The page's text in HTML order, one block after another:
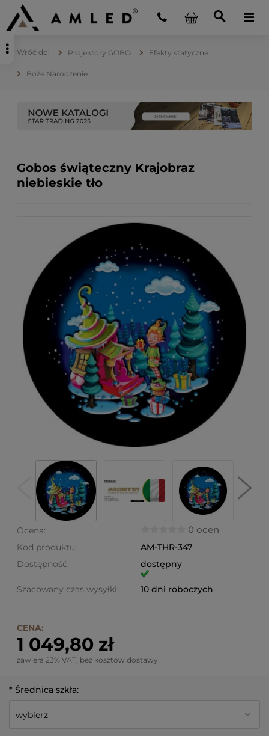
Projektory GOBO Efekty statyczne
Boże Narodzenie
Gobos świąteczny Krajobraz
niebieskie tło
Ocena: 0 ocen
Kod produktu:
AM-THR-347
Dostępność:
dostępny
Szacowany czas wysyłki: 10 dni roboczych
CENA:
1 049,80 zł
zawiera 23% VAT, bez kosztów dostawy
* Średnica szkła: